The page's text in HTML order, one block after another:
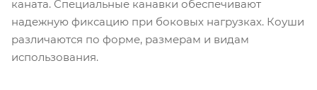
каната. Специальные канавки обеспечивают
надежную фиксацию при боковых нагрузках. Коуши
различаются по форме, размерам и видам
использования.